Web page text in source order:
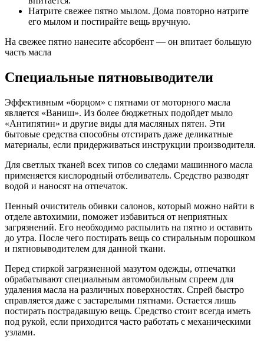
Натрите свежее пятно мылом. Дома повторно натрите
его мылом и постирайте вещь вручную.
На свежее пятно нанесите абсорбент — он впитает большую
часть масла
Специальные пятновыводители
Эффективным «борцом» с пятнами от моторного масла
является «Ваниш». Из более бюджетных подойдет мыло
«Антипятин» и другие виды для масляных пятен. Эти
бытовые средства способны отстирать даже деликатные
материалы, если придерживаться инструкции производителя.
Для светлых тканей всех типов со следами машинного масла
применяется кислородный отбеливатель. Средство разводят
водой и наносят на отпечаток.
Пенный очиститель обивки салонов, который можно найти в
отделе автохимии, поможет избавиться от неприятных
загрязнений. Его необходимо распылить на пятно и оставить
до утра. После чего постирать вещь со стиральным порошком
и пятновыводителем для данной ткани.
Перед стиркой загрязненной мазутом одежды, отпечатки
обрабатывают специальным автомобильным спреем для
удаления масла на различных поверхностях. Спрей быстро
справляется даже с застарелыми пятнами. Остается лишь
постирать пострадавшую вещь. Средство стоит всегда иметь
под рукой, если приходится часто работать с механическими
узлами.